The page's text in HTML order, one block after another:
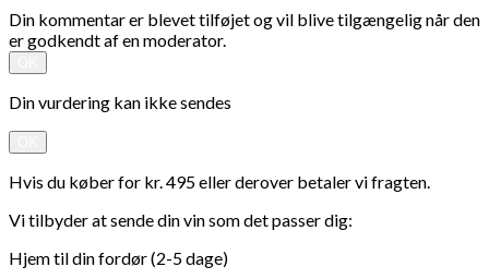
Din kommentar er blevet tilføjet og vil blive tilgængelig når den
er godkendt af en moderator.
Din vurdering kan ikke sendes
Hvis du køber for kr. 495 eller derover betaler vi fragten.
Vi tilbyder at sende din vin som det passer dig:
Hjem til din fordør (2-5 dage)